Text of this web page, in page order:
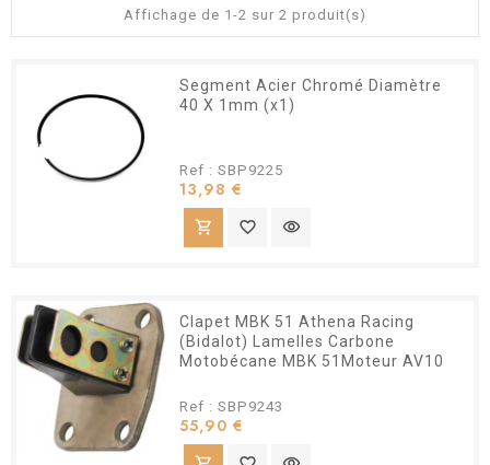
Affichage de 1-2 sur 2 produit(s)
Segment Acier Chromé Diamètre
40 X 1mm (x1)
Ref : SBP9225
13,98 €
shopping_cart favorite_border visibility
Clapet MBK 51 Athena Racing
(Bidalot) Lamelles Carbone
Motobécane MBK 51Moteur AV10
Ref : SBP9243
55,90 €